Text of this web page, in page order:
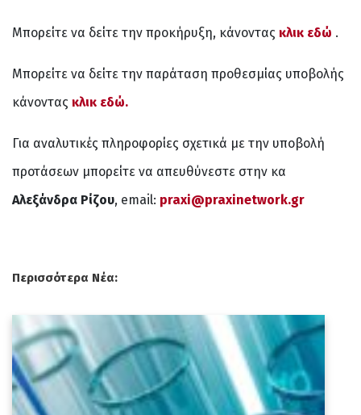
Μπορείτε να δείτε την προκήρυξη, κάνοντας κλικ εδώ .
Μπορείτε να δείτε την παράταση προθεσμίας υποβολής
κάνοντας κλικ εδώ.
Για αναλυτικές πληροφορίες σχετικά με την υποβολή
προτάσεων μπορείτε να απευθύνεστε στην κα
Αλεξάνδρα Ρίζου, email: praxi@praxinetwork.gr
Περισσότερα Νέα: